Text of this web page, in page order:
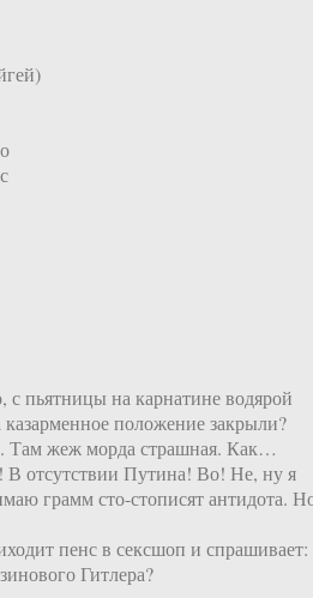
пьятницы на карнатине водярой
казарменное положение закрыли?
Там жеж морда страшная. Как…
отсутствии Путина! Во! Не, ну я
грамм сто-стописят антидота.
пенс в сексшоп и спрашивает:
Гитлера?